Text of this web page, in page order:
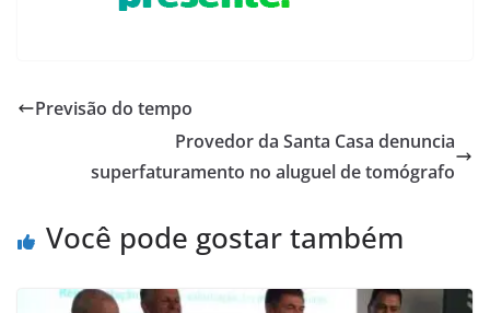
Previsão do tempo
Provedor da Santa Casa denuncia
superfaturamento no aluguel de tomógrafo
Você pode gostar também